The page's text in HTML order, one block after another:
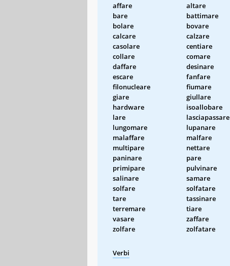
affare altare
bare
battimare
bolare
bovare
calcare
calzare
casolare
centiare
collare
comare
daffare
desinare
escare
fanfare
filonucleare
fiumare
giare
giullare
hardware
isoallobare
lare
lasciapassare
lungomare
lupanare
malaffare
malfare
multipare
nettare
paninare
pare
primipare
pulvinare
salinare
samare
solfare
solfatare
tare
tassinare
terremare
tiare
vasare
zaffare
zolfare
zolfatare
Verbi